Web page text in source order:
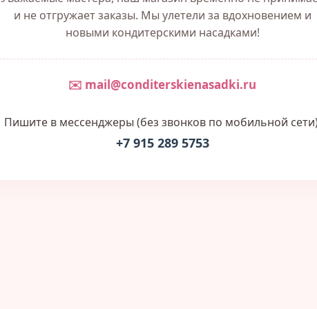
и не отгружает заказы. Мы улетели за вдохновением и
новыми кондитерскими насадками!
✉️ mail@conditerskienasadki.ru
Пишите в мессенджеры (без звонков по мобильной
+7 915 289 5753